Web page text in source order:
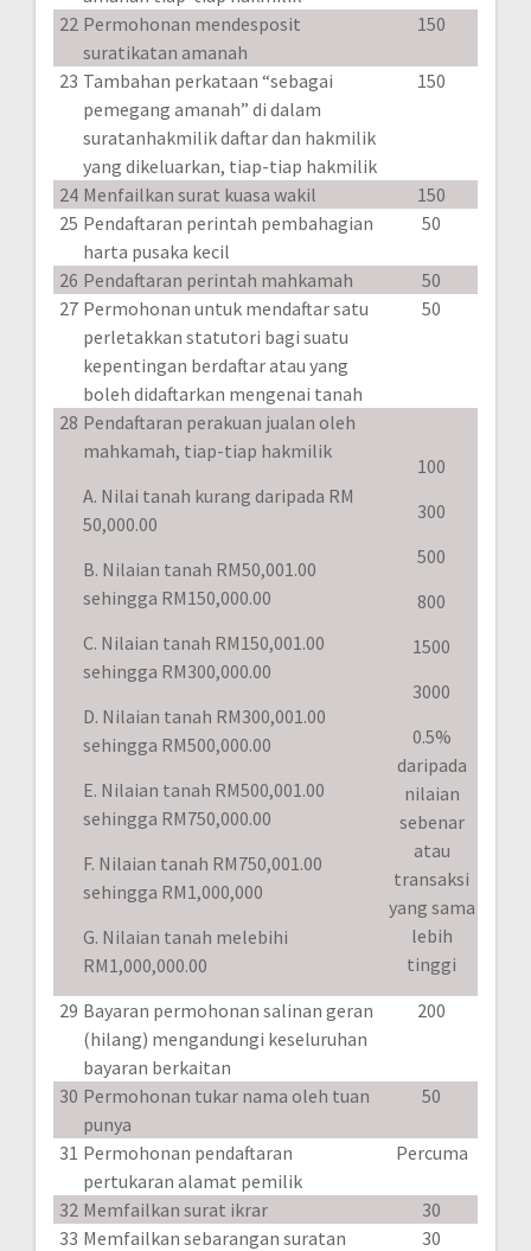
22 Permohonan mendesposit
suratikatan amanah
150
23 Tambahan perkataan “sebagai
pemegang amanah” di dalam
suratanhakmilik daftar dan hakmilik
yang dikeluarkan, tiap-tiap hakmilik
150
24 Menfailkan surat kuasa wakil
150
25 Pendaftaran perintah pembahagian
harta pusaka kecil
50
26 Pendaftaran perintah mahkamah
50
27 Permohonan untuk mendaftar satu
perletakkan statutori bagi suatu
kepentingan berdaftar atau yang
boleh didaftarkan mengenai tanah
50
28 Pendaftaran perakuan jualan oleh
mahkamah, tiap-tiap hakmilik
A. Nilai tanah kurang daripada RM
50,000.00
B. Nilaian tanah RM50,001.00
sehingga RM150,000.00
C. Nilaian tanah RM150,001.00
sehingga RM300,000.00
D. Nilaian tanah RM300,001.00
sehingga RM500,000.00
E. Nilaian tanah RM500,001.00
sehingga RM750,000.00
F. Nilaian tanah RM750,001.00
sehingga RM1,000,000
G. Nilaian tanah melebihi
RM1,000,000.00
100
300
500
800
1500
3000
0.5%
daripada
nilaian
sebenar
atau
transaksi
yang sama
lebih
tinggi
29 Bayaran permohonan salinan geran
(hilang) mengandungi keseluruhan
bayaran berkaitan
200
30 Permohonan tukar nama oleh tuan
punya
50
31 Permohonan pendaftaran
pertukaran alamat pemilik
Percuma
32 Memfailkan surat ikrar
30
33 Memfailkan sebarangan suratan
30